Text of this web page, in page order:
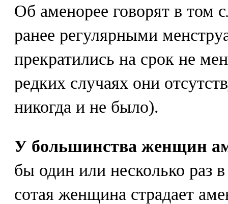
Об аменорее говорят в том
ранее регулярными
прекратились на срок не
редких случаях они
никогда и не было).
У большинства женщин
бы один или несколько раз
сотая женщина страдает